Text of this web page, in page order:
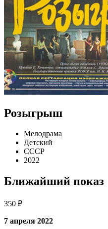
Розыгрыш
Мелодрама
Детский
СССР
2022
Ближайший показ
350 ₽
7 апреля 2022